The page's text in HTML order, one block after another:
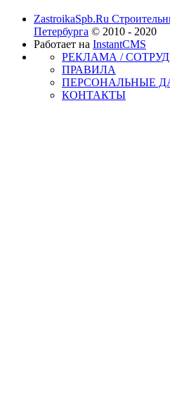
ZastroikaSpb.Ru
Петербурга © 2010 - 2020
Работает на InstantCMS
РЕКЛАМА /
ПРАВИЛА
ПЕРСОНАЛЬНЫЕ
КОНТАКТЫ